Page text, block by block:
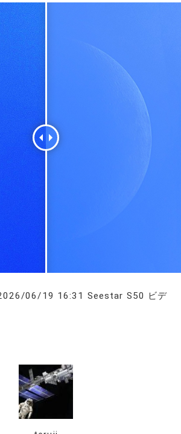
06/19 16:31 Seestar S50 ビデ